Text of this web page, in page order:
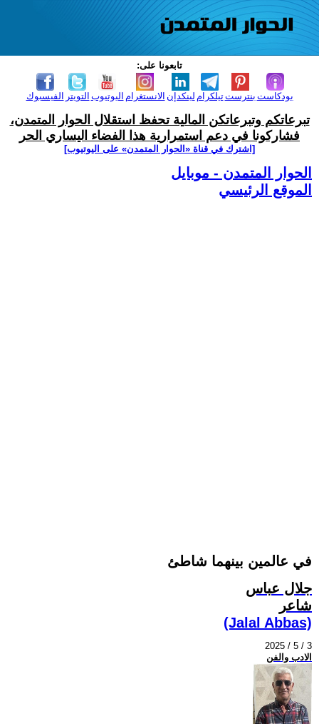
تابعونا على:
الفيسبوك التويتر اليوتيوب الانستغرام لينكدإن تيلكرامبنترست بودكاست
تبرعاتكم وتبرعاتكن المالية تحفظ استقلال الحوار المتمدن،
فشاركونا في دعم استمرارية هذا الفضاء اليساري الحر
[اشترك في قناة ‫«الحوار المتمدن» على اليوتيوب]
الحوار المتمدن - موبايل
الموقع الرئيسي
في عالمين بينهما شاطئ
جلال عباس
شاعر
(Jalal Abbas)
2025 / 5 / 3
الادب والفن